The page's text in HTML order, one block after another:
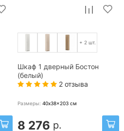
+ 2 шт.
Шкаф 1 дверный Бостон
(белый)
2 отзыва
Размеры: 40x38x203 см
8 276 р.